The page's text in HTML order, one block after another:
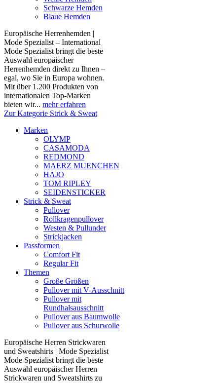
Schwarze Hemden
Blaue Hemden
Europäische Herrenhemden |
Mode Spezialist – International
Mode Spezialist bringt die beste
Auswahl europäischer
Herrenhemden direkt zu Ihnen –
egal, wo Sie in Europa wohnen.
Mit über 1.200 Produkten von
internationalen Top-Marken
bieten wir... mehr erfahren
Zur Kategorie Strick & Sweat
Marken
OLYMP
CASAMODA
REDMOND
MAERZ MUENCHEN
HAJO
TOM RIPLEY
SEIDENSTICKER
Strick & Sweat
Pullover
Rollkragenpullover
Westen & Pullunder
Strickjacken
Passformen
Comfort Fit
Regular Fit
Themen
Große Größen
Pullover mit V-Ausschnitt
Pullover mit
Rundhalsausschnitt
Pullover aus Baumwolle
Pullover aus Schurwolle
Europäische Herren Strickwaren
und Sweatshirts | Mode Spezialist
Mode Spezialist bringt die beste
Auswahl europäischer Herren
Strickwaren und Sweatshirts zu